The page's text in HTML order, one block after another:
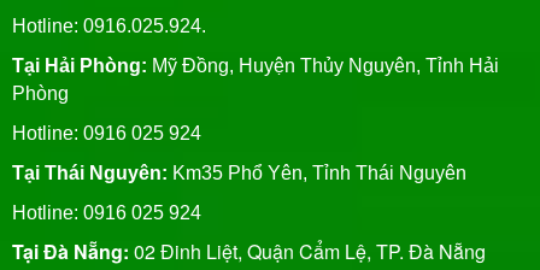
Hotline: 0916.025.924.
Tại Hải Phòng: Mỹ Đồng, Huyện Thủy Nguyên, Tỉnh Hải
Phòng
Hotline: 0916 025 924
Tại Thái Nguyên: Km35 Phổ Yên, Tỉnh Thái Nguyên
Hotline: 0916 025 924
Tại Đà Nẵng: 02 Đinh Liệt, Quận Cẩm Lệ, TP. Đà Nẵng